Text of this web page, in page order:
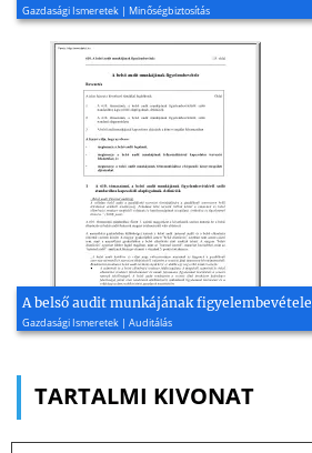
Gazdasági Ismeretek | Minőségbiztosítás
A belső audit munkájának figyelembevétele
Gazdasági Ismeretek | Auditálás
TARTALMI KIVONAT